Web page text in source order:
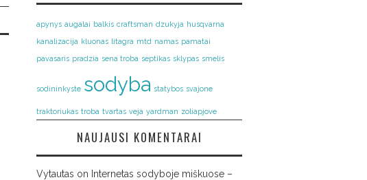
apynys augalai balkis craftsman dzukyja husqvarna
kanalizacija kluonas litagra mtd namas pamatai
pavasaris pradzia sena troba septikas sklypas smelis
sodininkyste sodyba statybos svajone
traktoriukas troba tvartas veja yardman zoliapjove
NAUJAUSI KOMENTARAI
Vytautas on Internetas sodyboje miškuose –